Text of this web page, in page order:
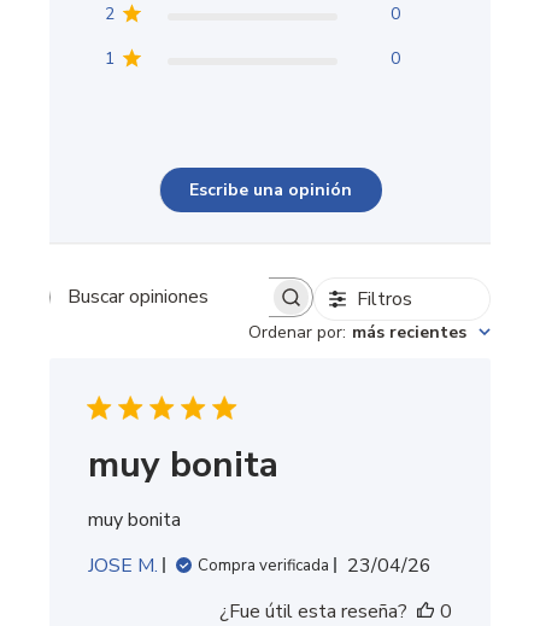
2
0
1
0
Escribe una opinión
Buscar opiniones Filtros
Ordenar por: más recientes
muy bonita
muy bonita
JOSE M.
Compra verificada
Fecha
publicación
23/04/26
¿Fue útil esta reseña?
0